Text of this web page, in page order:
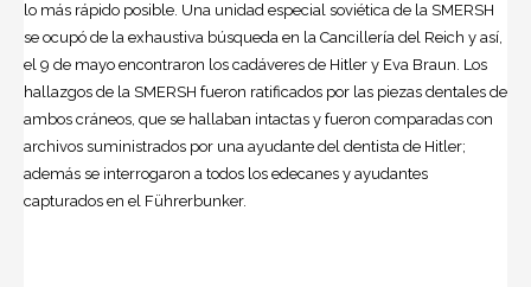
lo más rápido posible. Una unidad especial soviética de la SMERSH
se ocupó de la exhaustiva búsqueda en la Cancillería del Reich y así,
el 9 de mayo encontraron los cadáveres de Hitler y Eva Braun. Los
hallazgos de la SMERSH fueron ratificados por las piezas dentales de
ambos cráneos, que se hallaban intactas y fueron comparadas con
archivos suministrados por una ayudante del dentista de Hitler;
además se interrogaron a todos los edecanes y ayudantes
capturados en el Führerbunker.